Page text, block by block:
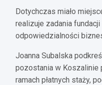
Dotychczas miało
realizuje zadania
odpowiedzialności
Joanna Subalska
pozostania w Koszalinie
ramach płatnych staży,